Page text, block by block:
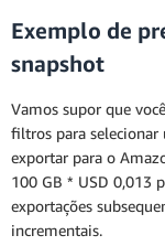
Exemplo de
snapshot
Vamos supor que
filtros para selecionar
exportar para o
100 GB * USD 0,013
exportações
incrementais.